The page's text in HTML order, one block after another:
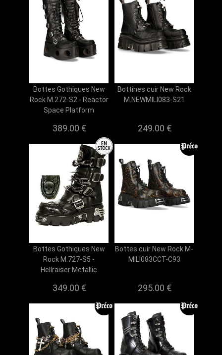
Bottes Gothiques New
Rock M.272-S2 - Reactor
Space Platform
389.00 €
Bottines cuir New Rock
M.NEWMILI083-S21
249.00 €
Bottes Gothiques New
Rock M.727-S5 -
Hellraiser Metallic
349.00 €
Bottes cuir New Rock M-
MILI083CCT-C93
295.00 €